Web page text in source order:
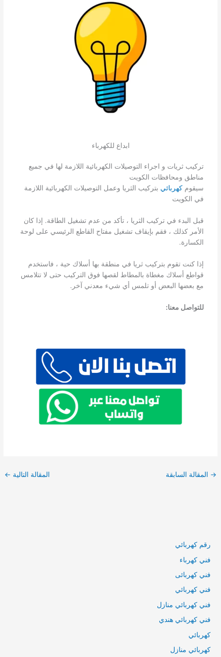
ابداع للكهرباء
تركيب ثريات و اجراء التوصيلات الكهربائية اللازمة لها في جميع
مناطق ومحافظات الكويت
سيقوم كهربائي بتركيب الثريا وعمل التوصيلات الكهربائية اللازمة
في الكويت
قبل البدء في تركيب الثريا ، تأكد من عدم تشغيل الطاقة. إذا كان
الأمر كذلك ، فقم بإيقاف تشغيل مفتاح القاطع الرئيسي على لوحة
الكسارة.
إذا كنت تقوم بتركيب ثريا في منطقة بها أسلاك حية ، فاستخدم
قواطع أسلاك مغطاة بالمطاط لقصها فوق التركيب حتى لا تتلامس
مع بعضها البعض أو تلمس أي شيء معدني آخر.
للتواصل معنا:
→ المقالة السابقة المقالة التالية ←
رقم كهربائي
فني كهرباء
فني كهربائى
فني كهربائي
فني كهربائي منازل
فني كهربائي هندي
كهربائي
كهربائي منازل